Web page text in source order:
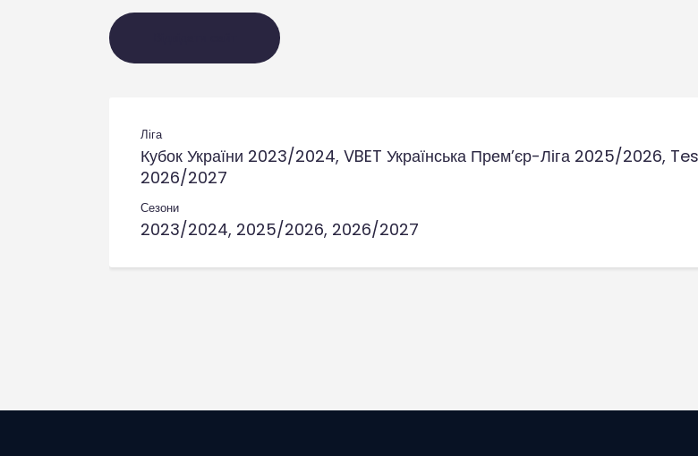
Ліга
Кубок України 2023/2024, VBET Українська Прем’єр-Ліга 2025/2026,
2026/2027
Сезони
2023/2024, 2025/2026, 2026/2027